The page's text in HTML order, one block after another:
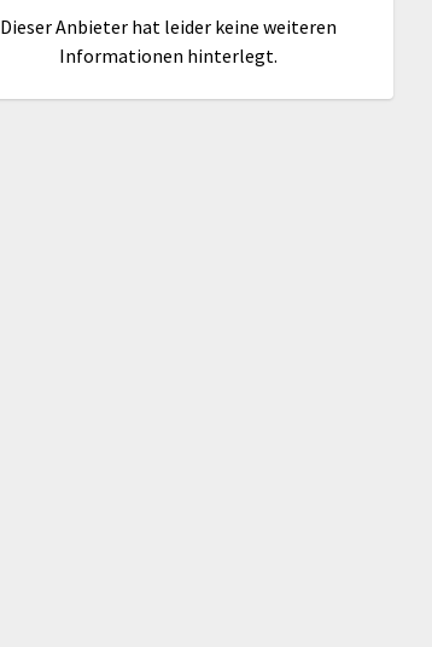
Dieser Anbieter hat leider keine weiteren
Informationen hinterlegt.